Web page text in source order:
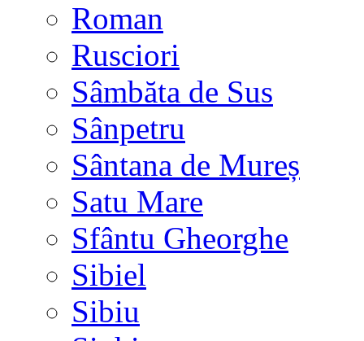
Roman
Rusciori
Sâmbăta de Sus
Sânpetru
Sântana de Mureș
Satu Mare
Sfântu Gheorghe
Sibiel
Sibiu